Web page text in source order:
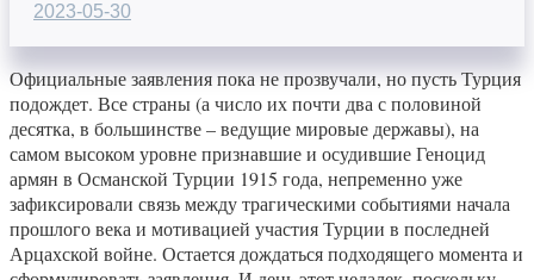
2023-05-30
Официальные заявления пока не прозвучали, но пусть Турция
подождет. Все страны (а число их почти два с половиной
десятка, в большинстве – ведущие мировые державы), на
самом высоком уровне признавшие и осудившие Геноцид
армян в Османской Турции 1915 года, непременно уже
зафиксировали связь между трагическими событиями начала
прошлого века и мотивацией участия Турции в последней
Арцахской войне. Остается дождаться подходящего момента и